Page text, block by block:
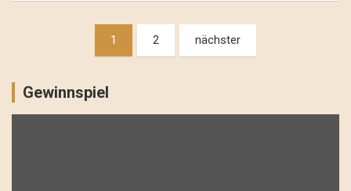
Beitragsnavigation
1 2 nächster
Gewinnspiel